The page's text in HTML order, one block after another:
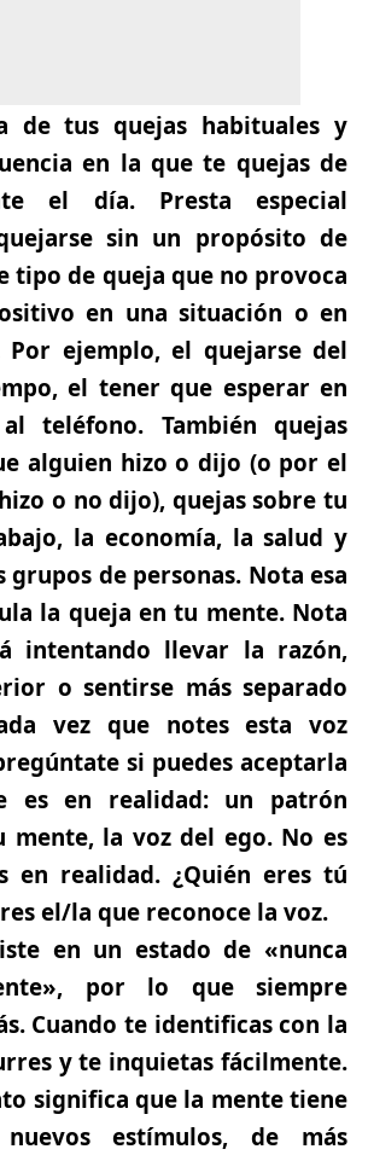
de tus quejas habituales y
en la que te quejas de
el día. Presta especial
sin un propósito de
tipo de queja que no provoca
en una situación o en
Por ejemplo, el quejarse del
el tener que esperar en
teléfono. También quejas
alguien hizo o dijo (o por el
o no dijo), quejas sobre tu
la economía, la salud y
de personas. Nota esa
la queja en tu mente. Nota
intentando llevar la razón,
o sentirse más separado
vez que notes esta voz
si puedes aceptarla
es en realidad: un patrón
mente, la voz del ego. No es
en realidad. ¿Quién eres tú
el/la que reconoce la voz.
en un estado de «nunca
por lo que siempre
Cuando te identificas con la
y te inquietas fácilmente.
significa que la mente tiene
estímulos, de más